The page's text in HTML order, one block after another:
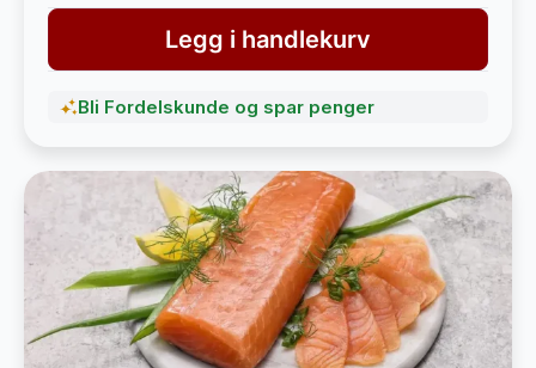
Legg i handlekurv
Bli Fordelskunde og spar penger